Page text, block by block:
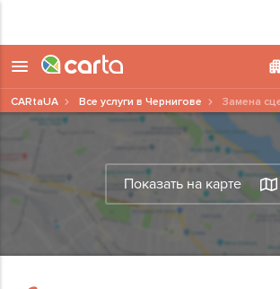
Показать на карте
CARtaUA Все услуги в Чернигове Замена